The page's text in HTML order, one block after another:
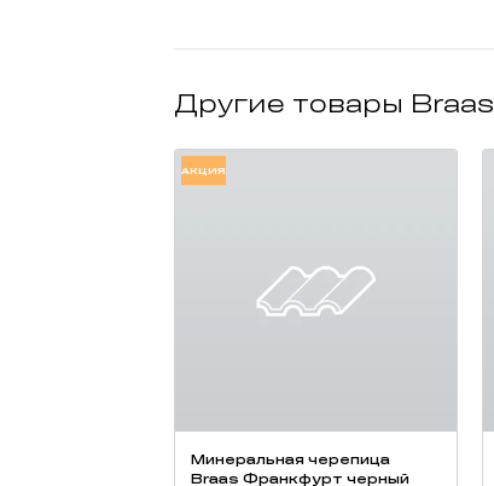
Другие товары Braas
АКЦИЯ
Минеральная черепица
Braas Франкфурт черный